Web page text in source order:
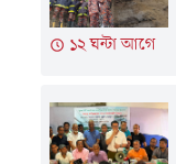
১২ ঘন্টা আগে